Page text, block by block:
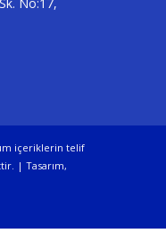
içeriklerin telif
| Tasarım,